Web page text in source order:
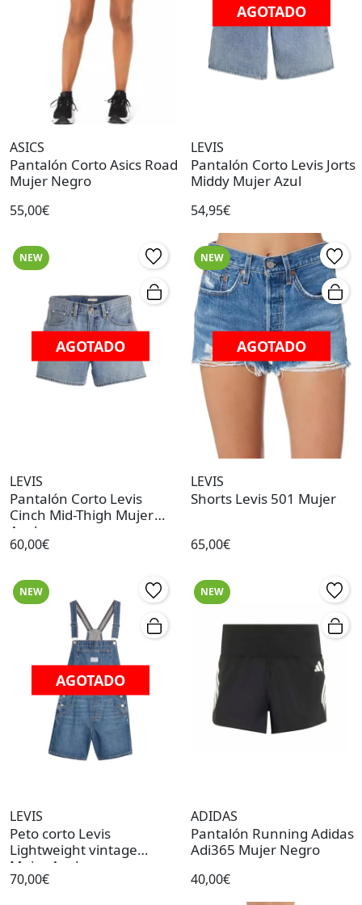
ASICS
Pantalón Corto Asics Road
Mujer Negro
55,00€
AGOTADO
LEVIS
Pantalón Corto Levis Jorts
Middy Mujer Azul
54,95€
NEW
AGOTADO
LEVIS
Pantalón Corto Levis
Cinch Mid-Thigh Mujer
Azul
60,00€
NEW
AGOTADO
LEVIS
Shorts Levis 501 Mujer
65,00€
NEW
AGOTADO
LEVIS
Peto corto Levis
Lightweight vintage
Mujer Azul
70,00€
NEW
ADIDAS
Pantalón Running Adidas
Adi365 Mujer Negro
40,00€